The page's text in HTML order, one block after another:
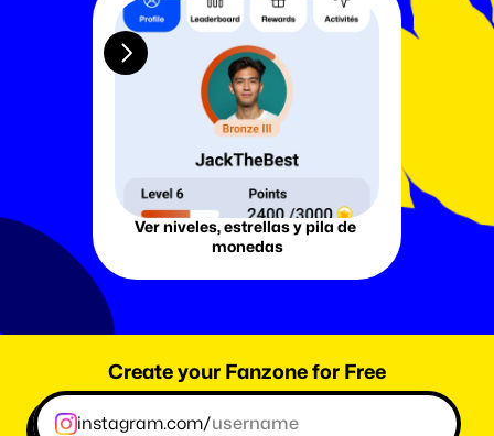
Ver niveles, estrellas y pila de
monedas
Create your Fanzone for Free
instagram.com/